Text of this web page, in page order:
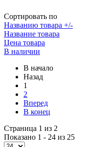
Сортировать по
Названию товара +/-
Название товара
Цена товара
В наличии
В начало
Назад
1
2
Вперед
В конец
Страница 1 из 2
Показано 1 - 24 из 25